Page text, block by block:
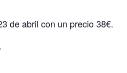
de abril con un precio 38€.